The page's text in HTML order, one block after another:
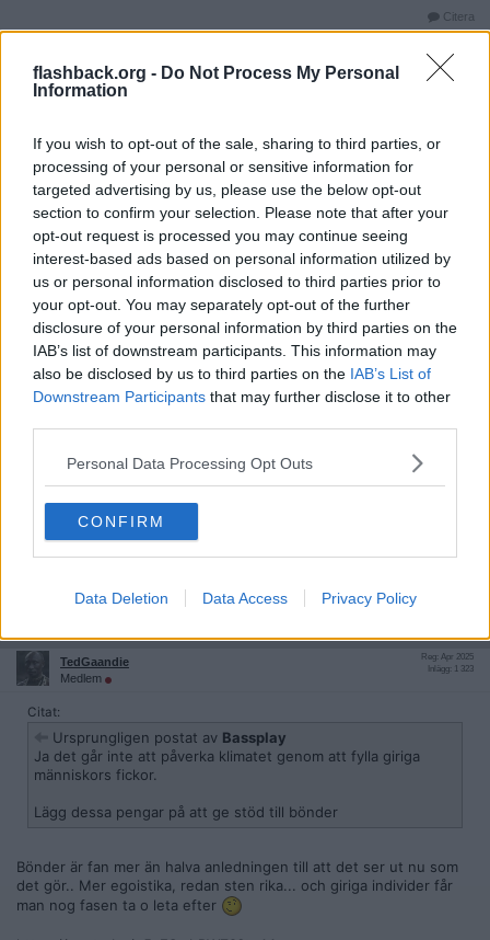
flashback.org - Do Not Process My Personal
Information
If you wish to opt-out of the sale, sharing to third parties, or
processing of your personal or sensitive information for
targeted advertising by us, please use the below opt-out
section to confirm your selection. Please note that after your
opt-out request is processed you may continue seeing
interest-based ads based on personal information utilized by
us or personal information disclosed to third parties prior to
your opt-out. You may separately opt-out of the further
disclosure of your personal information by third parties on the
IAB’s list of downstream participants. This information may
also be disclosed by us to third parties on the IAB’s List of
Downstream Participants that may further disclose it to other
Personal Data Processing Opt Outs
CONFIRM
Data Deletion Data Access Privacy Policy
Citera
2025-04-11, 17:55
Vem fan bryr sig.
Kan inte bara alla gamla och unga idioter som tror på detta dö ut?
Citera
2025-04-11, 17:58
Belowmepls
Medlem
Reg: Apr 2023
Inlägg: 1 116
Det är helt ofattbart för mig att folk gaggar om detta fortfarande.
När nästa "gröna industri" går under och hundratals miljarder till
har gått upp i rök så kanske polletten trillar ned? Vi kan inte bli
"fossilfria" och dessa klimatmål gör varken till eller från. Ska vi gå
under ekonomiskt för något som ändå inte spelar någon jävla roll?
luohan
Medlem
TedGaandie
Medlem
Reg: Apr 2025
Inlägg: 1 323
Citat:
Ursprungligen postat av Bassplay
Ja det går inte att påverka klimatet genom att fylla giriga
människors fickor.
Lägg dessa pengar på att ge stöd till bönder
Bönder är fan mer än halva anledningen till att det ser ut nu som
det gör.. Mer egoistika, redan sten rika... och giriga individer får
man nog fasen ta o leta efter